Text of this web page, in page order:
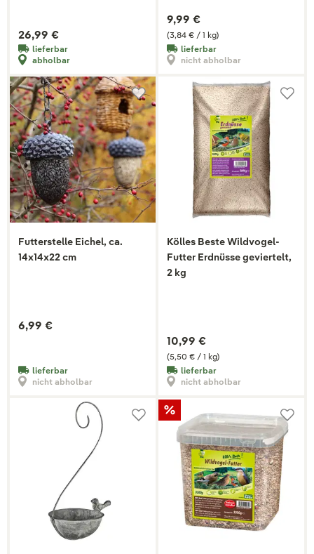
26,99 €
lieferbar
abholbar
(3,84 € / 1 kg)
9,99 €
lieferbar
nicht abholbar
Futterstelle Eichel, ca.
14x14x22 cm
6,99 €
lieferbar
nicht abholbar
Kölles Beste Wildvogel-
Futter Erdnüsse geviertelt,
2 kg
(5,50 € / 1 kg)
10,99 €
lieferbar
nicht abholbar